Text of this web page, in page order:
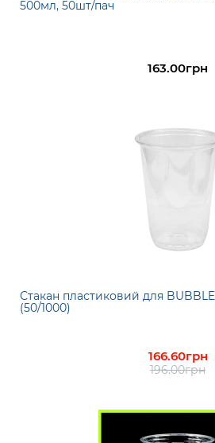
500мл, 50шт/пач
163.00грн
Стакан пластиковий для
(50/1000)
166.60грн
196.00грн